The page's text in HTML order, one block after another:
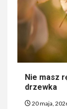
Nie masz
drzewka
20 maja,